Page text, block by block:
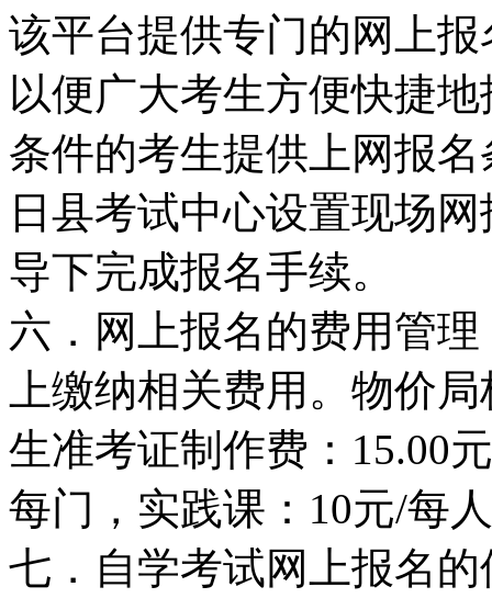
该平台提供专门的网上
以便广大考生方便快捷
条件的考生提供上网报
日县考试中心设置现场
导下完成报名手续。
六．网上报名的费用管
上缴纳相关费用。物价
生准考证制作费：15.00
每门，实践课：10元/每
七．自学考试网上报名